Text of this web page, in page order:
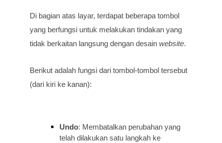
Di bagian atas layar, terdapat beberapa tombol
yang berfungsi untuk melakukan tindakan yang
tidak berkaitan langsung dengan desainwebsite.
Berikut adalah fungsi dari tombol-tombol tersebut
(dari kiri ke kanan):
Undo: Membatalkan perubahan yang
telah dilakukan satu langkah ke